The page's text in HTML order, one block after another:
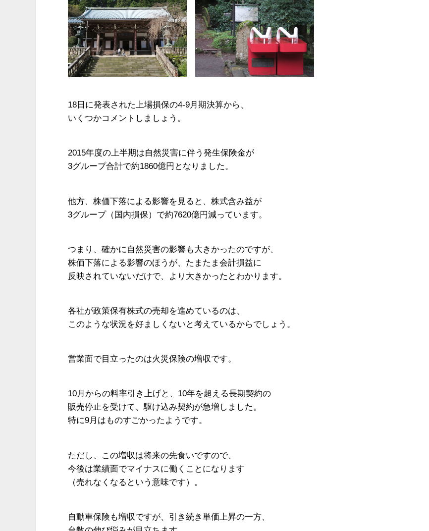
18日に発表された上場損保の4-9月期決算から、
いくつかコメントしましょう。
2015年度の上半期は自然災害に伴う発生保険金が
3グループ合計で約1860億円となりました。
他方、株価下落による影響を見ると、株式含み益が
3グループ（国内損保）で約7620億円減っています。
つまり、確かに自然災害の影響も大きかったのですが、
株価下落による影響のほうが、たまたま会計損益に
反映されていないだけで、より大きかったとわかります。
各社が政策保有株式の売却を進めているのは、
このような状況を好ましくないと考えているからでしょう。
営業面で目立ったのは火災保険の増収です。
10月からの料率引き上げと、10年を超える長期契約の
販売停止を受けて、駆け込み契約が急増しました。
特に9月はものすごかったようです。
ただし、この増収は将来の先食いですので、
今後は業績面でマイナスに働くことになります
（売れなくなるという意味です）。
自動車保険も増収ですが、引き続き単価上昇の一方、